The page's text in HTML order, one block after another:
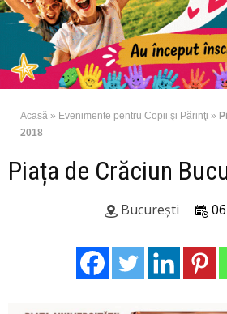
Acasă » Evenimente pentru Copii şi Părinţi »
2018
Piața de Crăciun
București